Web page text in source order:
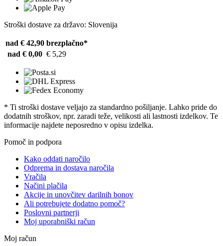
Stroški dostave za državo: Slovenija
nad € 42,90 brezplačno*
nad € 0,00 € 5,29
* Ti stroški dostave veljajo za standardno pošiljanje. Lahko pride do
dodatnih stroškov, npr. zaradi teže, velikosti ali lastnosti izdelkov. Te
informacije najdete neposredno v opisu izdelka.
Pomoč in podpora
Kako oddati naročilo
Odprema in dostava naročila
Vračila
Načini plačila
Akcije in unovčitev darilnih bonov
Ali potrebujete dodatno pomoč?
Poslovni partnerji
Moj uporabniški račun
Moj račun